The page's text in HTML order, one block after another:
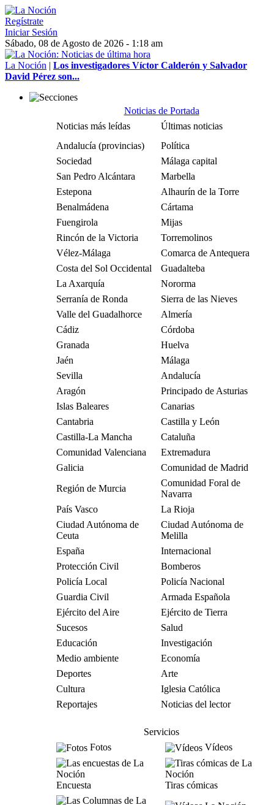
Regístrate
Iniciar Sesión
Sábado, 08 de Agosto de 2026 - 1:18 am
La Noción | Los investigadores Víctor Calderón y Salvador
David Pérez son...
Noticias de Portada
Noticias más leídas
Últimas noticias
Andalucía (provincias)
Política
Sociedad
Málaga capital
San Pedro Alcántara
Marbella
Estepona
Alhaurín de la Torre
Benalmádena
Cártama
Fuengirola
Mijas
Rincón de la Victoria
Torremolinos
Vélez-Málaga
Comarca de Antequera
Costa del Sol Occidental
Guadalteba
La Axarquía
Nororma
Serranía de Ronda
Sierra de las Nieves
Valle del Guadalhorce
Almería
Cádiz
Córdoba
Granada
Huelva
Jaén
Málaga
Sevilla
Andalucía
Aragón
Principado de Asturias
Islas Baleares
Canarias
Cantabria
Castilla y León
Castilla-La Mancha
Cataluña
Comunidad Valenciana
Extremadura
Galicia
Comunidad de Madrid
Región de Murcia
Comunidad Foral de
Navarra
País Vasco
La Rioja
Ciudad Autónoma de
Ceuta
Ciudad Autónoma de
Melilla
España
Internacional
Protección Civil
Bomberos
Policía Local
Policía Nacional
Guardia Civil
Armada Española
Ejército del Aire
Ejército de Tierra
Sucesos
Salud
Educación
Investigación
Medio ambiente
Economía
Deportes
Arte
Cultura
Iglesia Católica
Reportajes
Noticias del lector
Servicios
Fotos
Vídeos
Encuesta Tiras cómicas